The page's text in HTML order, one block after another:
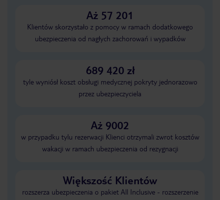
Aż 57 201
Klientów skorzystało z pomocy w ramach dodatkowego
ubezpieczenia od nagłych zachorowań i wypadków
689 420 zł
tyle wyniósł koszt obsługi medycznej pokryty jednorazowo
przez ubezpieczyciela
Aż 9002
w przypadku tylu rezerwacji Klienci otrzymali zwrot kosztów
wakacji w ramach ubezpieczenia od rezygnacji
Większość Klientów
rozszerza ubezpieczenia o pakiet All Inclusive - rozszerzenie